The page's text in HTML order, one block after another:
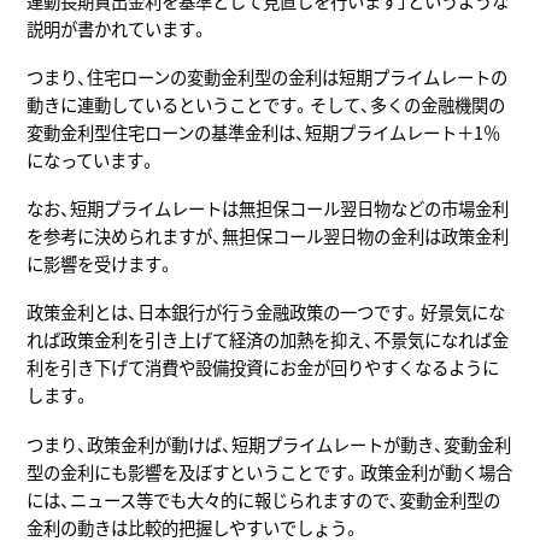
説明が書かれています。
つまり、住宅ローンの変動金利型の金利は短期プライムレートの
動きに連動しているということです。そして、多くの金融機関の
変動金利型住宅ローンの基準金利は、短期プライムレート＋1％
になっています。
なお、短期プライムレートは無担保コール翌日物などの市場金利
を参考に決められますが、無担保コール翌日物の金利は政策金利
に影響を受けます。
政策金利とは、日本銀行が行う金融政策の一つです。好景気にな
れば政策金利を引き上げて経済の加熱を抑え、不景気になれば金
利を引き下げて消費や設備投資にお金が回りやすくなるように
します。
つまり、政策金利が動けば、短期プライムレートが動き、変動金利
型の金利にも影響を及ぼすということです。政策金利が動く場合
には、ニュース等でも大々的に報じられますので、変動金利型の
金利の動きは比較的把握しやすいでしょう。